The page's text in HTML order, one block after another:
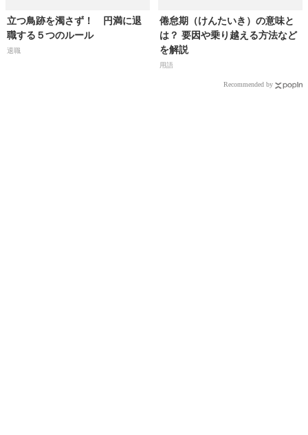
立つ鳥跡を濁さず！ 円満に退
職する５つのルール
退職
倦怠期（けんたいき）の意味と
は？ 要因や乗り越える方法など
を解説
用語
Recommended by